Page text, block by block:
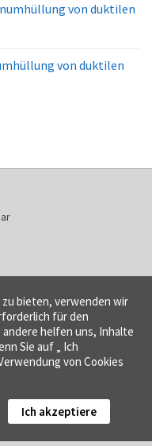
von duktilen
von duktilen
bieten, verwenden wir
für den
helfen uns, Inhalte
Sie auf „ Ich
von Cookies
Ich akzeptiere